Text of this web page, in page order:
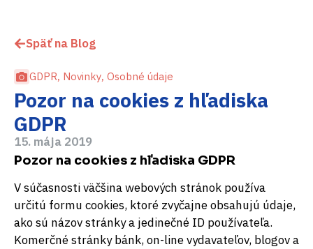
GDPR, Novinky, Osobné údaje
Pozor na cookies z hľadiska
GDPR
15. mája 2019
Späť na Blog
Pozor na cookies z hľadiska GDPR
V súčasnosti väčšina webových stránok používa
určitú formu cookies, ktoré zvyčajne obsahujú údaje,
ako sú názov stránky a jedinečné ID používateľa.
Komerčné stránky bánk, on-line vydavateľov, blogov a